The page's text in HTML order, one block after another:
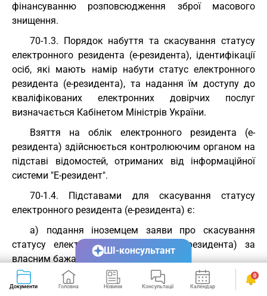
фінансуванню розповсюдження зброї масового
знищення.
70-1.3. Порядок набуття та скасування статусу
електронного резидента (е-резидента), ідентифікації
осіб, які мають намір набути статус електронного
резидента (е-резидента), та надання їм доступу до
кваліфікованих електронних довірчих послуг
визначається Кабінетом Міністрів України.
Взяття на облік електронного резидента (е-
резидента) здійснюється контролюючим органом на
підставі відомостей, отриманих від інформаційної
системи "Е-резидент".
70-1.4. Підставами для скасування статусу
електронного резидента (е-резидента) є:
а) подання іноземцем заяви про скасування
статусу електронного резидента (е-резидента) за
власним бажанням;
б) анулювання статусу електронного резидента
(е-резидента) на підставі рішення центрального
Документи Головна Новини Консультації Календар Сервіси
0
ШІ-консультант